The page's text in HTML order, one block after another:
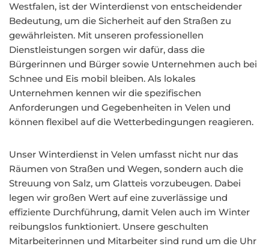
Westfalen, ist der Winterdienst von entscheidender
Bedeutung, um die Sicherheit auf den Straßen zu
gewährleisten. Mit unseren professionellen
Dienstleistungen sorgen wir dafür, dass die
Bürgerinnen und Bürger sowie Unternehmen auch bei
Schnee und Eis mobil bleiben. Als lokales
Unternehmen kennen wir die spezifischen
Anforderungen und Gegebenheiten in Velen und
können flexibel auf die Wetterbedingungen reagieren.
Unser Winterdienst in Velen umfasst nicht nur das
Räumen von Straßen und Wegen, sondern auch die
Streuung von Salz, um Glatteis vorzubeugen. Dabei
legen wir großen Wert auf eine zuverlässige und
effiziente Durchführung, damit Velen auch im Winter
reibungslos funktioniert. Unsere geschulten
Mitarbeiterinnen und Mitarbeiter sind rund um die Uhr